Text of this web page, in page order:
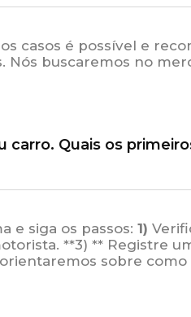
casos é possível e
Nós buscaremos no
carro. Quais os
e siga os passos: 1)
**3) ** Registre
sobre